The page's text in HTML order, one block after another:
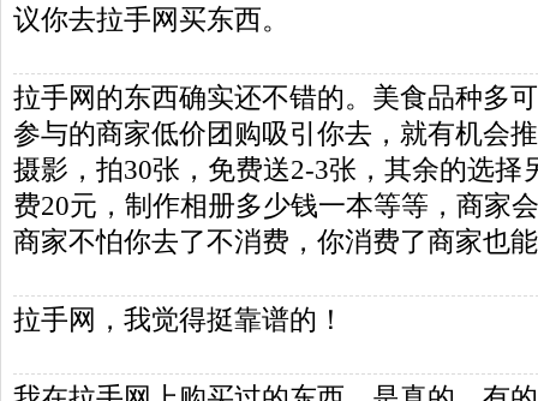
议你去拉手网买东西。
拉手网的东西确实还不错的。美食品种多
参与的商家低价团购吸引你去，就有机会
摄影，拍30张，免费送2-3张，其余的选择
费20元，制作相册多少钱一本等等，商家
商家不怕你去了不消费，你消费了商家也
拉手网，我觉得挺靠谱的！